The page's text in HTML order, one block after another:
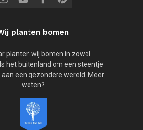
planten bomen
planten wij bomen in zowel
het buitenland om een steentje
aan een gezondere wereld. Meer
weten?